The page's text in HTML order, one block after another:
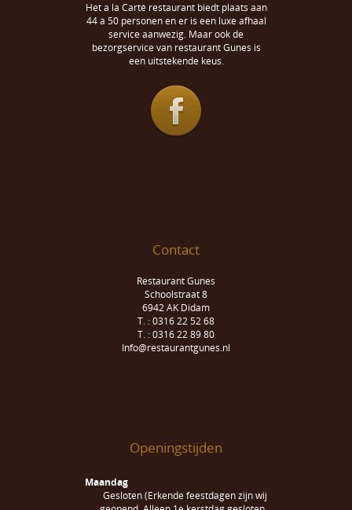
Het a la Carté restaurant biedt plaats aan
44 a 50 personen en er is een luxe afhaal
service aanwezig. Maar ook de
bezorgservice van restaurant Gunes is
een uitstekende keus.
Contact
Restaurant Gunes
Schoolstraat 8
6942 AK Didam
T. : 0316 22 52 68
T. : 0316 22 89 80
Info@restaurantgunes.nl
Openingstijden
Maandag
Gesloten (Erkende feestdagen zijn wij